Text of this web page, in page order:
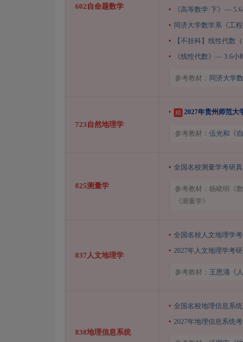
602自命题数学 《高等数学·下》—
同济大学数学系《工
【不挂科】线性代数
《线性代数》— 3.6小
参考教材： 同济大学
723自然地理学
精 2027年贵州师范大
参考教材： 伍光和《
825测量学
全国名校测量学考研
参考教材：杨晓明《
《测量学》
837人文地理学
全国名校人文地理学
2027年人文地理学考
参考教材： 王恩涌《
838地理信息系统
全国名校地理信息系
2027年地理信息系统